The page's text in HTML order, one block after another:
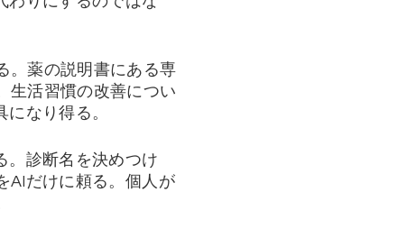
。薬の説明書にある専
生活習慣の改善につい
なり得る。
。診断名を決めつけ
AIだけに頼る。個人が